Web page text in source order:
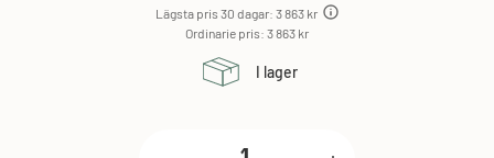
Lägsta pris 30 dagar: 3 863 kr
Ordinarie pris: 3 863 kr
I lager